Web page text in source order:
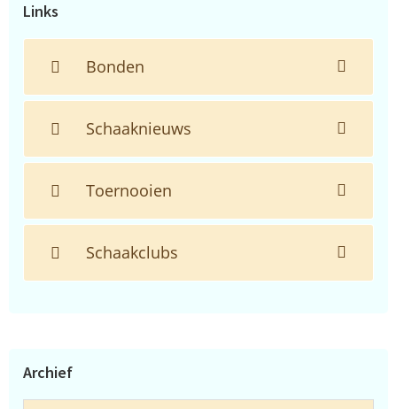
Links
Bonden
Schaaknieuws
Toernooien
Schaakclubs
Archief